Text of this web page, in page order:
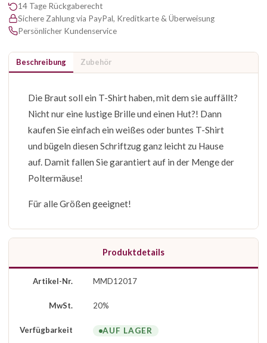
14 Tage Rückgaberecht
Sichere Zahlung via PayPal, Kreditkarte & Überweisung
Persönlicher Kundenservice
Beschreibung Zubehör
Die Braut soll ein T-Shirt haben, mit dem sie auffällt?
Nicht nur eine lustige Brille und einen Hut?! Dann
kaufen Sie einfach ein weißes oder buntes T-Shirt
und bügeln diesen Schriftzug ganz leicht zu Hause
auf. Damit fallen Sie garantiert auf in der Menge der
Poltermäuse!
Für alle Größen geeignet!
Produktdetails
Artikel-Nr. MMD12017
MwSt. 20%
Verfügbarkeit AUF LAGER